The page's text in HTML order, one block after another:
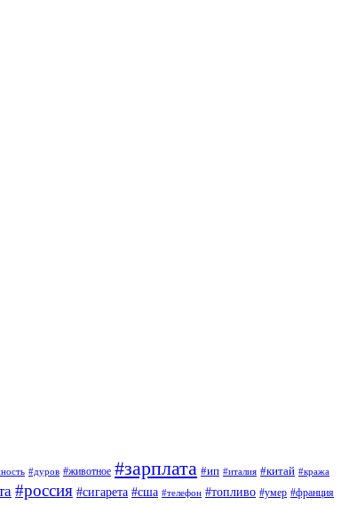
#дуров #животное #зарплата #ип #италия #китай #кража
#россия #сигарета #сша #телефон #топливо #умер #франция